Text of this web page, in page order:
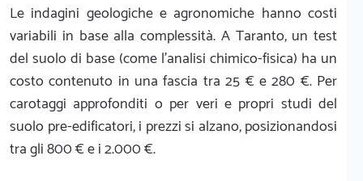
Le indagini geologiche e agronomiche hanno costi
variabili in base alla complessità. A Taranto, un test
del suolo di base (come l'analisi chimico-fisica) ha un
costo contenuto in una fascia tra 25 € e 280 €. Per
carotaggi approfonditi o per veri e propri studi del
suolo pre-edificatori, i prezzi si alzano, posizionandosi
tra gli 800 € e i 2.000 €.